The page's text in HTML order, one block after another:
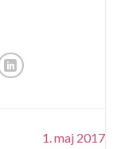
1. maj 2017